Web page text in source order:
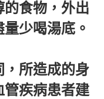
食物，外出
少喝湯底。
，所造成的身
管疾病患者建